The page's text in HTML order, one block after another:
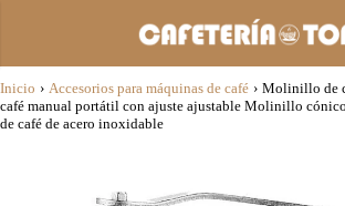
Inicio › Accesorios para máquinas de café › Molinillo de
café manual portátil con ajuste ajustable Molinillo
de café de acero inoxidable